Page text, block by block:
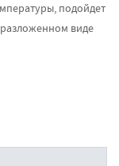
подойдет
разложенном виде